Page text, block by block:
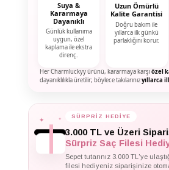
Suya &
Kararmaya
Dayanıklı
Günlük kullanıma
uygun, özel
kaplama ile ekstra
direnç.
Uzun Ömürlü
Kalite Garantisi
Doğru bakım ile
yıllarca ilk günkü
parlaklığını korur.
Her Charmluckyy ürünü, kararmaya karşıözel
dayanıklılıkla üretilir; böylece takılarınızyıllarca
✦ ✦
✦
SÜRPRİZ HEDİYE
3.000 TL ve Üzeri
Sürpriz Saç Filesi
Sepet tutarınız 3.000 TL'ye
filesi hediyeniz siparişinize